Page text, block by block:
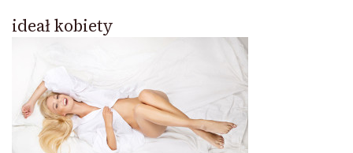
ideał kobiety